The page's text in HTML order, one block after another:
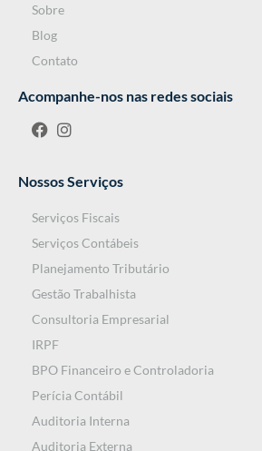
Sobre
Blog
Contato
Acompanhe-nos nas redes sociais
Nossos Serviços
Serviços Fiscais
Serviços Contábeis
Planejamento Tributário
Gestão Trabalhista
Consultoria Empresarial
IRPF
BPO Financeiro e Controladoria
Perícia Contábil
Auditoria Interna
Auditoria Externa